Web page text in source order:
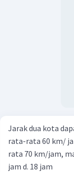
Jarak dua kota
rata-rata 60 km/
rata 70 km/jam, maka
jam d. 18 jam